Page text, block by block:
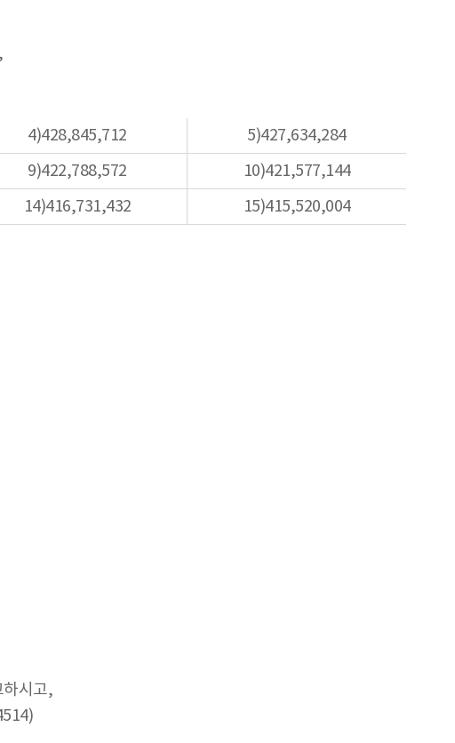
4)428,845,712
5)427,634,284
9)422,788,572
10)421,577,144
14)416,731,432
15)415,520,004
하시고,